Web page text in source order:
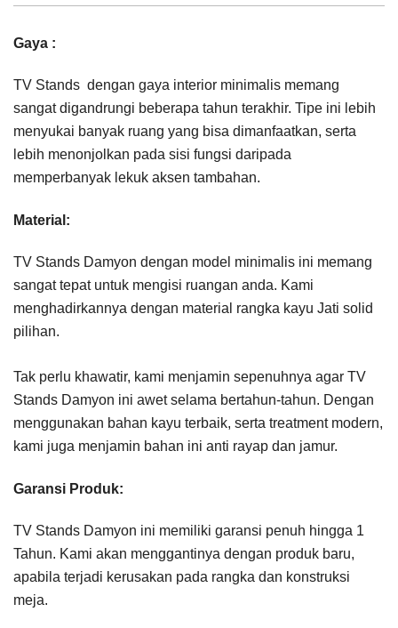
Gaya :
TV Stands dengan gaya interior minimalis memang
sangat digandrungi beberapa tahun terakhir. Tipe ini lebih
menyukai banyak ruang yang bisa dimanfaatkan, serta
lebih menonjolkan pada sisi fungsi daripada
memperbanyak lekuk aksen tambahan.
Material:
TV Stands Damyon dengan model minimalis ini memang
sangat tepat untuk mengisi ruangan anda. Kami
menghadirkannya dengan material rangka kayu Jati solid
pilihan.
Tak perlu khawatir, kami menjamin sepenuhnya agar TV
Stands Damyon ini awet selama bertahun-tahun. Dengan
menggunakan bahan kayu terbaik, serta treatment modern,
kami juga menjamin bahan ini anti rayap dan jamur.
Garansi Produk:
TV Stands Damyon ini memiliki garansi penuh hingga 1
Tahun. Kami akan menggantinya dengan produk baru,
apabila terjadi kerusakan pada rangka dan konstruksi
meja.